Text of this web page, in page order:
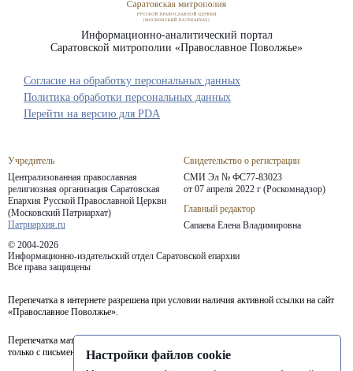
Информационно-аналитический портал
Саратовской митрополии «Православное Поволжье»
Учредитель
Централизованная православная
религиозная организация Саратовская
Епархия Русской Православной Церкви
(Московский Патриархат)
Патриархия.ru
Свидетельство о регистрации
СМИ Эл № ФС77-83023
от 07 апреля 2022 г (Роскомнадзор)
Главный редактор
Сапаева Елена Владимировна
© 2004-2026
Информационно-издательский отдел Саратовской епархии
Все права защищены
Согласие на обработку персональных данных
Политика обработки персональных данных
Перепечатка в интернете разрешена при условии наличия активной ссылки на сайт
«Православное Поволжье».
Перепечатка материалов портала в печатных изданиях (книгах, прессе) возможна
только с письменного разрешения редакции.
Перейти на версию для PDA
Настройки файлов cookie